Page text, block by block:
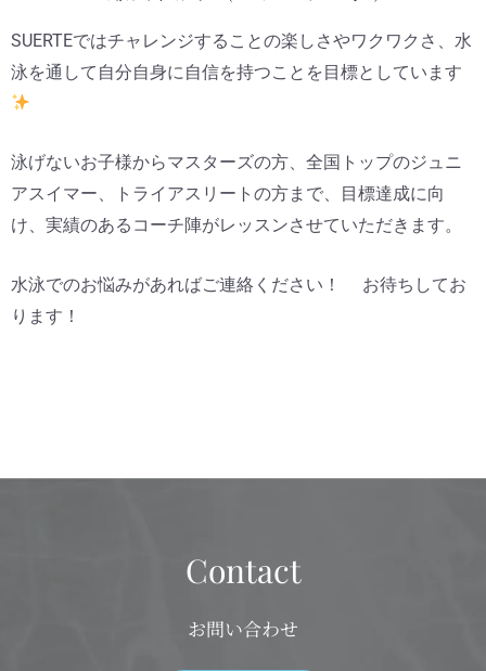
SUERTEではチャレンジすることの楽しさやワクワクさ、水
泳を通して自分自身に自信を持つことを目標としています
泳げないお子様からマスターズの方、全国トップのジュニ
アスイマー、トライアスリートの方まで、目標達成に向
け、実績のあるコーチ陣がレッスンさせていただきます。
水泳でのお悩みがあればご連絡ください！ お待ちしてお
ります！
Contact
お問い合わせ